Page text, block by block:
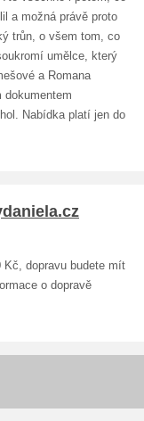
a možná právě proto
trůn, o všem tom, co
umělce, který
a Romana
Nabídka platí jen do
Kč, dopravu budete mít
o dopravě